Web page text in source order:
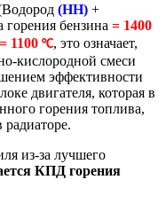
(НН) +
горения бензина = 1400
= 1100 °С, это означает,
кислородной смеси
эффективности
двигателя, которая в
горения топлива,
из-за лучшего
КПД горения